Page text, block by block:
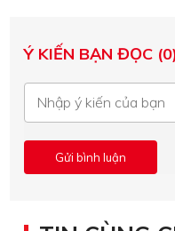
Ý KIẾN BẠN ĐỌC